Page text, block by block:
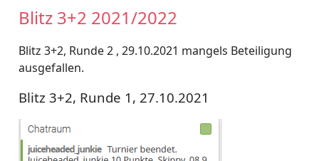
Blitz 3+2 2021/2022
Blitz 3+2, Runde 2 , 29.10.2021 mangels Beteiligung
ausgefallen.
Blitz 3+2, Runde 1, 27.10.2021